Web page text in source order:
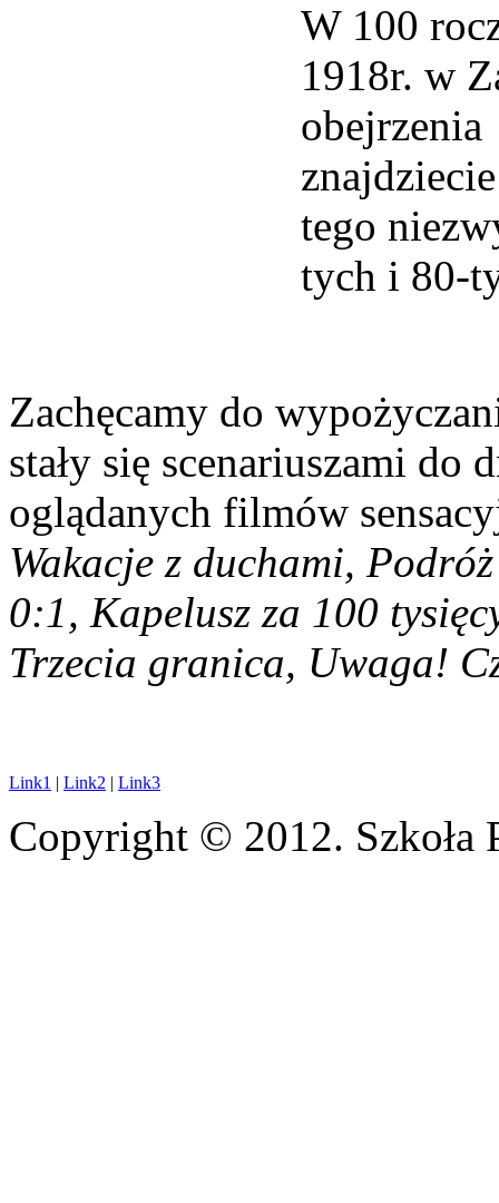
W 100
1918r. w
tego
tych i 80-
Zachęcamy do
stały się scenariuszami do
oglądanych filmów
Wakacje z duchami,
0:1, Kapelusz za 100
Trzecia granica, Uwaga!
Link1 | Link2 | Link3
Copyright © 2012. Szkoła